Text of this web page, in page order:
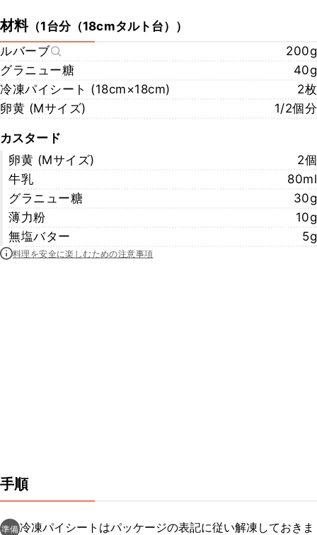
材料（1台分（18cmタルト台） ）
ルバーブ
200g
グラニュー糖
40g
冷凍パイシート (18cm×18cm)
2枚
卵黄 (Ⅿサイズ)
1/2個分
カスタード
卵黄 (Ⅿサイズ)
2個
牛乳
80ml
グラニュー糖
30g
薄力粉
10g
無塩バター
5g
料理を安全に楽しむための注意事項
手順
準備冷凍パイシートはパッケージの表記に従い解凍しておきま